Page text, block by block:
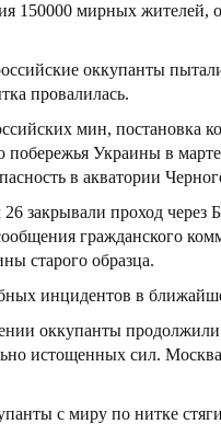
150000 мирных жителей,
оккупанты
провалилась.
мин, постановка
побережья Украины в
в акватории
закрывали проход через
гражданского
старого образца.
инцидентов в
оккупанты продолжили
истощенных сил. Москва
с миру по нитке